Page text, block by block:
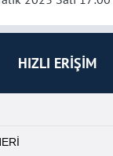
HIZLI ERİŞİM